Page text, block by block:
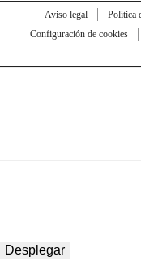
Aviso legal Política
Configuración de cookies
Desplegar